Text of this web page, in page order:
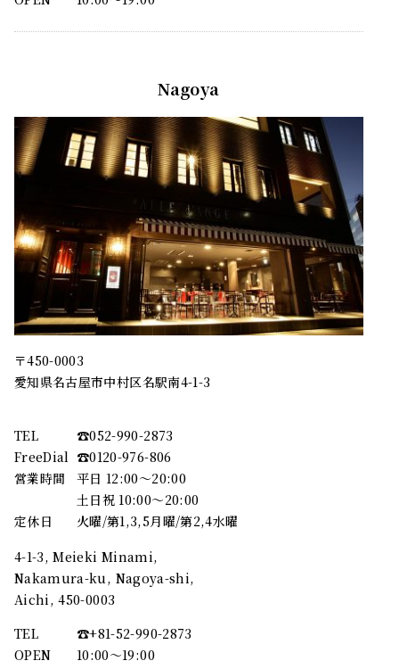
Nagoya
〒450-0003
愛知県名古屋市中村区名駅南4-1-3
TEL
☎︎052-990-2873
FreeDial ☎︎0120-976-806
営業時間
平日 12:00～20:00
土日祝 10:00～20:00
定休日
火曜/第1,3,5月曜/第2,4水曜
4-1-3, Meieki Minami,
Nakamura-ku, Nagoya-shi,
Aichi, 450-0003
TEL
☎︎+81-52-990-2873
OPEN
10:00〜19:00